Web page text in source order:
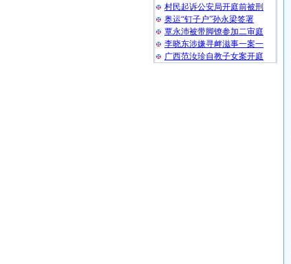
村民起诉公安局开庭前被刑
奥运“钉子户”孙永梁签署
覃永沛被带脚镣参加二审庭
李晓东涉嫌寻衅滋事一案一
广西范汝珍自教子女案开庭